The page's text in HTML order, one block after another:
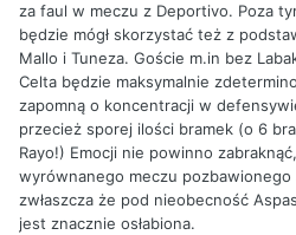
za faul w meczu z Deportivo. Poza
będzie mógł skorzystać też z
Mallo i Tuneza. Goście m.in bez
Celta będzie maksymalnie
zapomną o koncentracji w
przecież sporej ilości bramek (o 6
Rayo!) Emocji nie powinno
wyrównanego meczu
zwłaszcza że pod nieobecność
jest znacznie osłabiona.